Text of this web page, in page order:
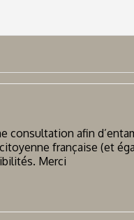
consultation afin
française (et
Merci